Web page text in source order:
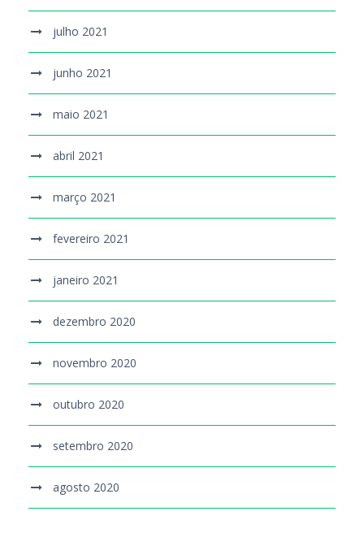
julho 2021
junho 2021
maio 2021
abril 2021
março 2021
fevereiro 2021
janeiro 2021
dezembro 2020
novembro 2020
outubro 2020
setembro 2020
agosto 2020